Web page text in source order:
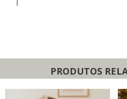
PRODUTOS